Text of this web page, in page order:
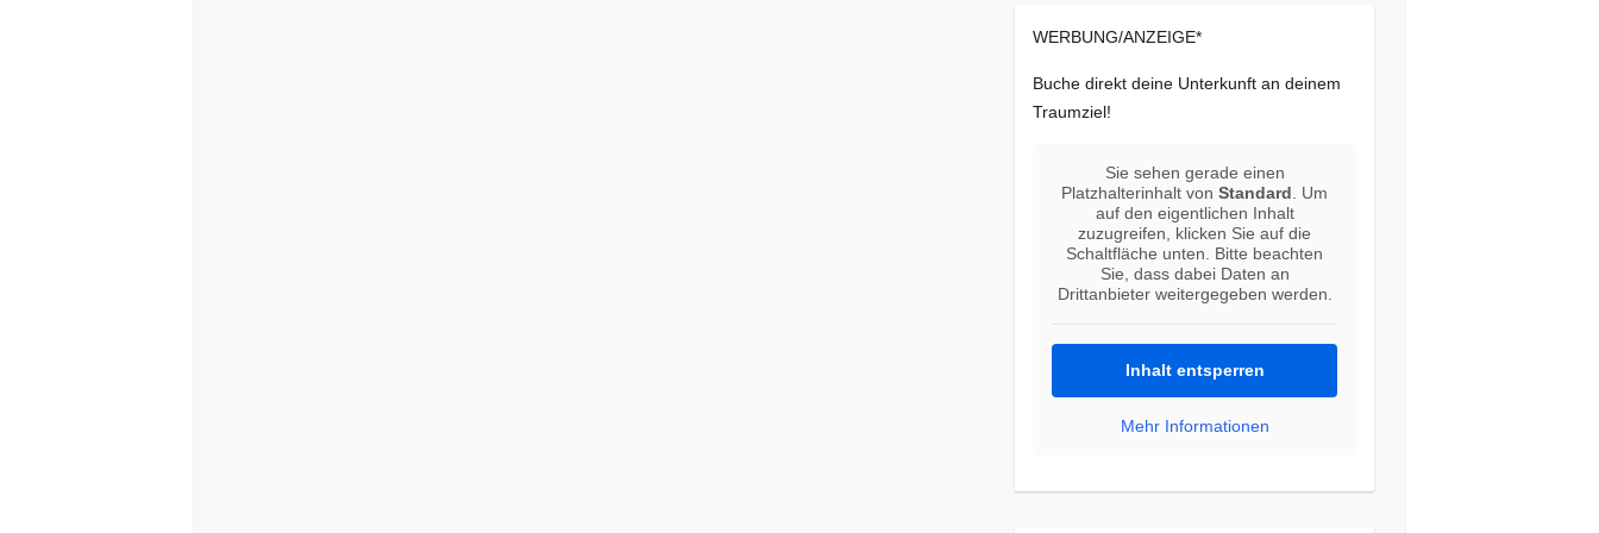
WERBUNG/ANZEIGE*
Buche direkt deine Unterkunft an deinem
Traumziel!
Sie sehen gerade einen
Platzhalterinhalt vonStandard . Um
auf den eigentlichen Inhalt
zuzugreifen, klicken Sie auf die
Schaltfläche unten. Bitte beachten
Sie, dass dabei Daten an
Drittanbieter weitergegeben werden.
Inhalt entsperren
Mehr Informationen